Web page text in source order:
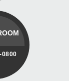
0800